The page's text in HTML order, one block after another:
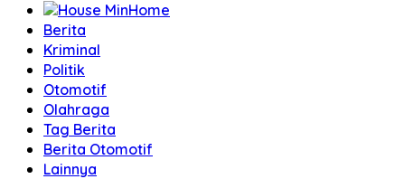
Home
Berita
Kriminal
Politik
Otomotif
Olahraga
Tag Berita
Berita Otomotif
Lainnya